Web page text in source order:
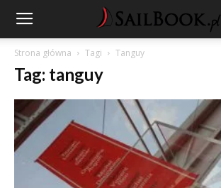
Strona główna Tagi Tanguy
Tag: tanguy